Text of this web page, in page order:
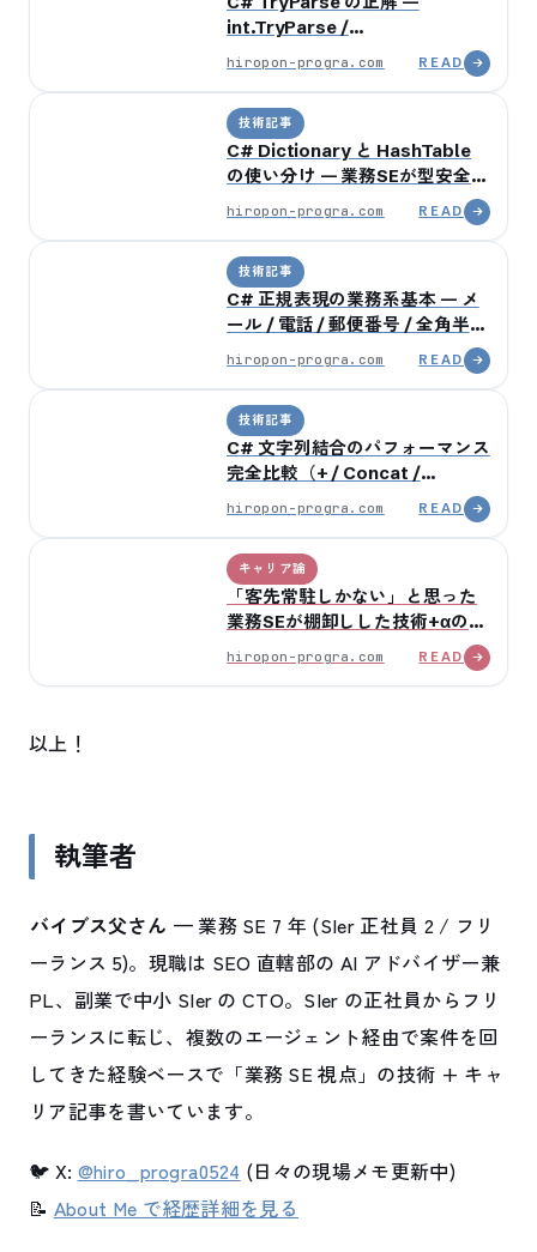
int.TryParse /
DateTime.TryParse /
Enum.TryParse で業務SE が踏
む3つのハマり
hiropon-progra.com READ
技術記事
C# Dictionary と HashTable
の使い分け — 業務SEが型安全に
書く3つの判断軸
hiropon-progra.com READ
技術記事
C# 正規表現の業務系基本 — メ
ール / 電話 / 郵便番号 / 全角半角
の入力検証5パターン
hiropon-progra.com READ
技術記事
C# 文字列結合のパフォーマンス
完全比較（+ / Concat /
StringBuilder / Format / 補
hiropon-progra.com READ
キャリア論
「客先常駐しかない」と思った
業務SEが棚卸しした技術+αの選
び方
hiropon-progra.com READ
以上！
執筆者
バイブス父さん — 業務 SE 7 年 (SIer 正社員 2 / フリ
ーランス 5)。現職は SEO 直轄部の AI アドバイザー兼
PL、副業で中小 SIer の CTO。SIer の正社員からフリ
ーランスに転じ、複数のエージェント経由で案件を回
してきた経験ベースで「業務 SE 視点」の技術 + キャ
リア記事を書いています。
🐦 X: @hiro_progra0524 (日々の現場メモ更新中)
📝 About Me で経歴詳細を見る